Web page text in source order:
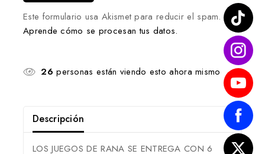
Este formulario usa Akismet para reducir el spam.
Aprende cómo se procesan tus datos.
26 personas están viendo esto ahora mismo
Descripción
LOS JUEGOS DE RANA SE ENTREGA CON 6